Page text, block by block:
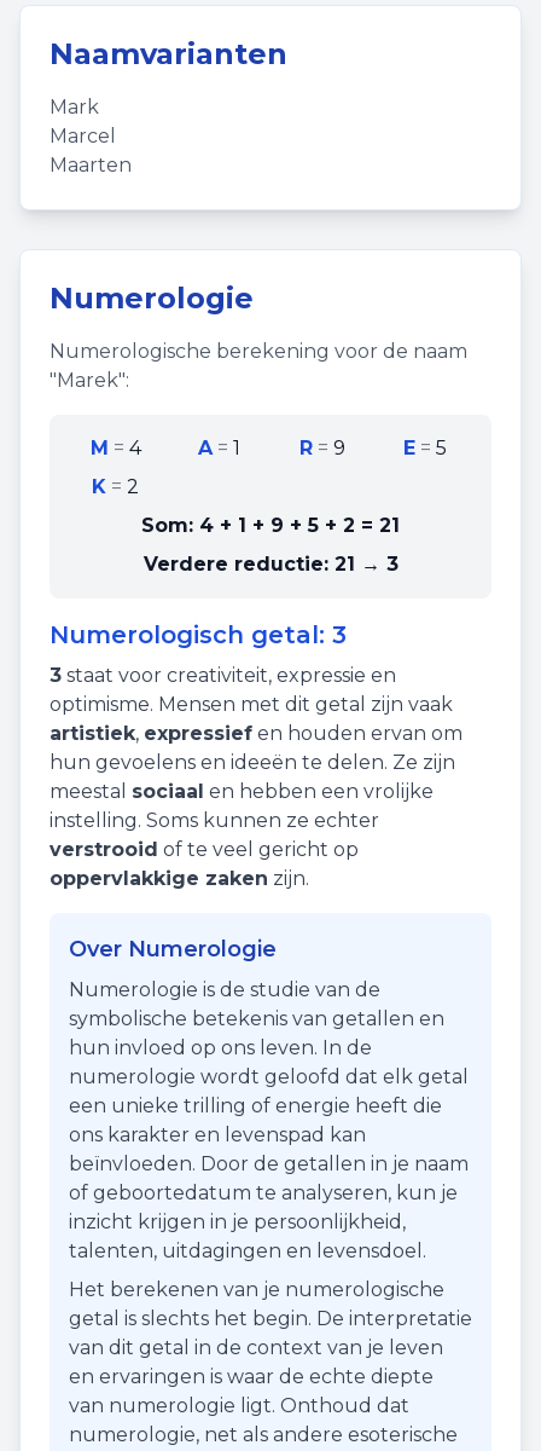
Naamvarianten
Mark
Marcel
Maarten
Numerologie
Numerologische berekening voor de naam
"Marek":
M = 4 A= 1 R= 9 E =5
K =2
Som: 4 + 1 + 9 + 5 + 2 = 21
Verdere reductie: 21 → 3
Numerologisch getal: 3
3 staat voor creativiteit, expressie en
optimisme. Mensen met dit getal zijn vaak
artistiek, expressief en houden ervan om
hun gevoelens en ideeën te delen. Ze zijn
meestal sociaal en hebben een vrolijke
instelling. Soms kunnen ze echter
verstrooid of te veel gericht op
oppervlakkige zaken zijn.
Over Numerologie
Numerologie is de studie van de
symbolische betekenis van getallen en
hun invloed op ons leven. In de
numerologie wordt geloofd dat elk getal
een unieke trilling of energie heeft die
ons karakter en levenspad kan
beïnvloeden. Door de getallen in je naam
of geboortedatum te analyseren, kun je
inzicht krijgen in je persoonlijkheid,
talenten, uitdagingen en levensdoel.
Het berekenen van je numerologische
getal is slechts het begin. De interpretatie
van dit getal in de context van je leven
en ervaringen is waar de echte diepte
van numerologie ligt. Onthoud dat
numerologie, net als andere esoterische